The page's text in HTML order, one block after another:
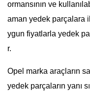
ormansının ve
aman yedek parçalara
ygun fiyatlarla yedek
r.
Opel marka araçların
yedek parçaların yanı